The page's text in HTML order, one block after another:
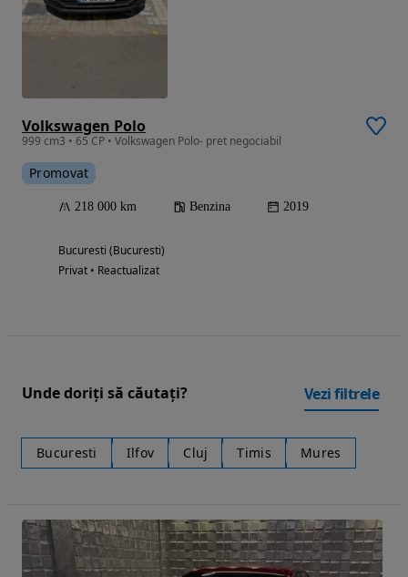
Volkswagen Polo
999 cm3 • 65 CP • Volkswagen Polo- pret negociabil
Promovat
218 000 km Benzina 2019
Bucuresti (Bucuresti)
Privat • Reactualizat
Unde doriți să căutați? Vezi filtrele
Bucuresti Ilfov Cluj Timis Mures